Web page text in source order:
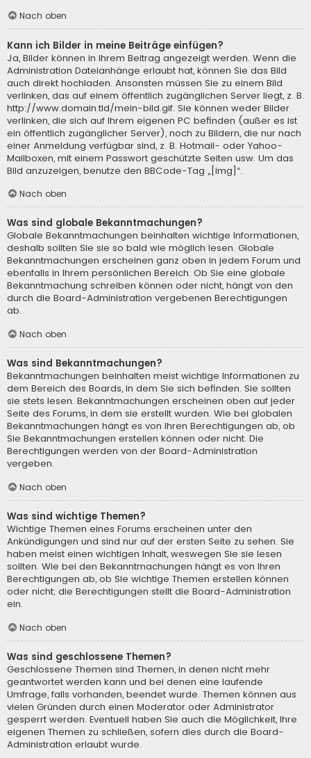
Nach oben
Kann ich Bilder in meine Beiträge einfügen?
Ja, Bilder können in Ihrem Beitrag angezeigt werden. Wenn die
Administration Dateianhänge erlaubt hat, können Sie das Bild
auch direkt hochladen. Ansonsten müssen Sie zu einem Bild
verlinken, das auf einem öffentlich zugänglichen Server liegt, z. B.
http://www.domain.tld/mein-bild.gif. Sie können weder Bilder
verlinken, die sich auf Ihrem eigenen PC befinden (außer es ist
ein öffentlich zugänglicher Server), noch zu Bildern, die nur nach
einer Anmeldung verfügbar sind, z. B. Hotmail- oder Yahoo-
Mailboxen, mit einem Passwort geschützte Seiten usw. Um das
Bild anzuzeigen, benutze den BBCode-Tag „[img]“.
Nach oben
Was sind globale Bekanntmachungen?
Globale Bekanntmachungen beinhalten wichtige Informationen,
deshalb sollten Sie sie so bald wie möglich lesen. Globale
Bekanntmachungen erscheinen ganz oben in jedem Forum und
ebenfalls in Ihrem persönlichen Bereich. Ob Sie eine globale
Bekanntmachung schreiben können oder nicht, hängt von den
durch die Board-Administration vergebenen Berechtigungen
ab.
Nach oben
Was sind Bekanntmachungen?
Bekanntmachungen beinhalten meist wichtige Informationen zu
dem Bereich des Boards, in dem Sie sich befinden. Sie sollten
sie stets lesen. Bekanntmachungen erscheinen oben auf jeder
Seite des Forums, in dem sie erstellt wurden. Wie bei globalen
Bekanntmachungen hängt es von Ihren Berechtigungen ab, ob
Sie Bekanntmachungen erstellen können oder nicht. Die
Berechtigungen werden von der Board-Administration
vergeben.
Nach oben
Was sind wichtige Themen?
Wichtige Themen eines Forums erscheinen unter den
Ankündigungen und sind nur auf der ersten Seite zu sehen. Sie
haben meist einen wichtigen Inhalt, weswegen Sie sie lesen
sollten. Wie bei den Bekanntmachungen hängt es von Ihren
Berechtigungen ab, ob Sie wichtige Themen erstellen können
oder nicht; die Berechtigungen stellt die Board-Administration
ein.
Nach oben
Was sind geschlossene Themen?
Geschlossene Themen sind Themen, in denen nicht mehr
geantwortet werden kann und bei denen eine laufende
Umfrage, falls vorhanden, beendet wurde. Themen können aus
vielen Gründen durch einen Moderator oder Administrator
gesperrt werden. Eventuell haben Sie auch die Möglichkeit, Ihre
eigenen Themen zu schließen, sofern dies durch die Board-
Administration erlaubt wurde.